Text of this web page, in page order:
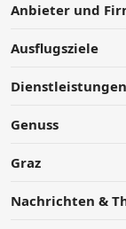
Anbieter und
Ausflugsziele
Dienstleistungen
Genuss
Graz
Nachrichten &